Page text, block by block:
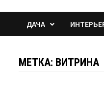
ДАЧА
МЕТКА: ВИТРИНА